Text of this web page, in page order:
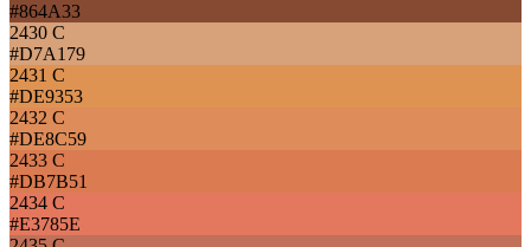
#864A33
2430 C
#D7A179
2431 C
#DE9353
2432 C
#DE8C59
2433 C
#DB7B51
2434 C
#E3785E